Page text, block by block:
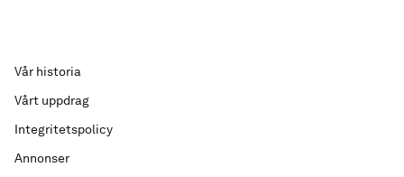
Vår historia
Vårt uppdrag
Integritetspolicy
Annonser